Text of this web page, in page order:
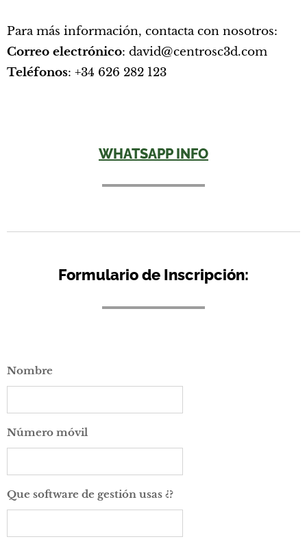
Para más información, contacta con nosotros:
Correo electrónico: david@centrosc3d.com
Teléfonos: +34 626 282 123
WHATSAPP INFO
Formulario de Inscripción:
Nombre
Número móvil
Que software de gestión usas ¿?